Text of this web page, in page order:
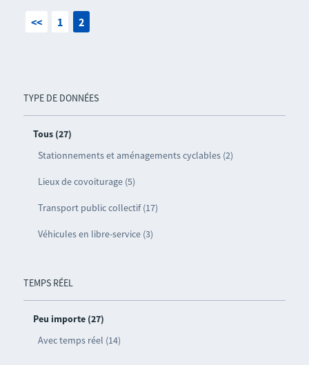
TYPE DE DONNÉES
Tous (27)
Stationnements et aménagements cyclables (2)
Lieux de covoiturage (5)
Transport public collectif (17)
Véhicules en libre-service (3)
TEMPS RÉEL
Peu importe (27)
Avec temps réel (14)
<< 1 2